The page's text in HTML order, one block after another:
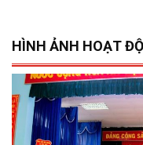
HÌNH ẢNH HOẠT